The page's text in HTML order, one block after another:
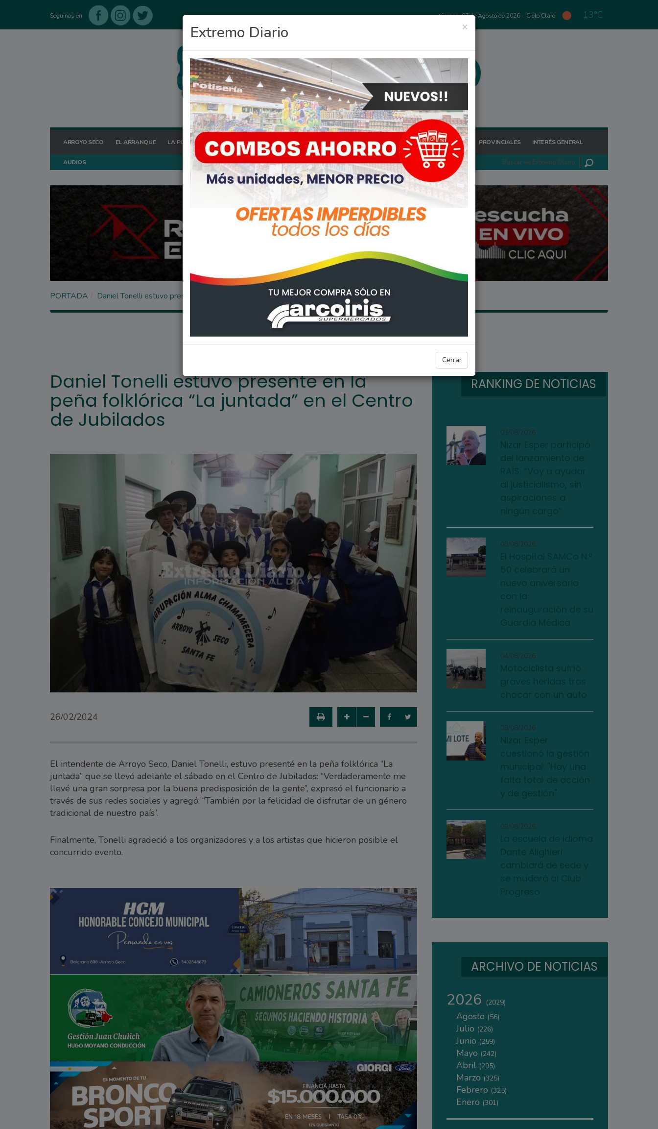
Seguinos en Viernes, 07 de Agosto de 2026 - Cielo Claro 13°C
ARROYO SECO EL ARRANQUE LA POSTA HOY OCIO DEPORTES FIGHIERA GENERAL LAGOS POLICIALES REGIONALES PROVINCIALES INTERÉS GENERAL
AUDIOS
×
Extremo Diario
Cerrar
PORTADA Daniel Tonelli estuvo presente en la peña folklórica “La juntada” en el Centro de Jubilados
ARROYO SECO
Daniel Tonelli estuvo presente en la
peña folklórica “La juntada” en el Centro
de Jubilados
26/02/2024
El intendente de Arroyo Seco, Daniel Tonelli, estuvo presenté en la peña folklórica “La
juntada” que se llevó adelante el sábado en el Centro de Jubilados: “Verdaderamente me
llevé una gran sorpresa por la buena predisposición de la gente”, expresó el funcionario a
través de sus redes sociales y agregó: “También por la felicidad de disfrutar de un género
tradicional de nuestro país”.
Finalmente, Tonelli agradeció a los organizadores y a los artistas que hicieron posible el
concurrido evento.
RANKING DE NOTICIAS
03/08/2026
03/08/2026
04/08/2026
03/08/2026
03/08/2026
ARCHIVO DE NOTICIAS
2026 (2029)
Agosto (56)
Julio (226)
Junio (259)
Mayo (242)
Abril (295)
Marzo (325)
Febrero (325)
Enero (301)